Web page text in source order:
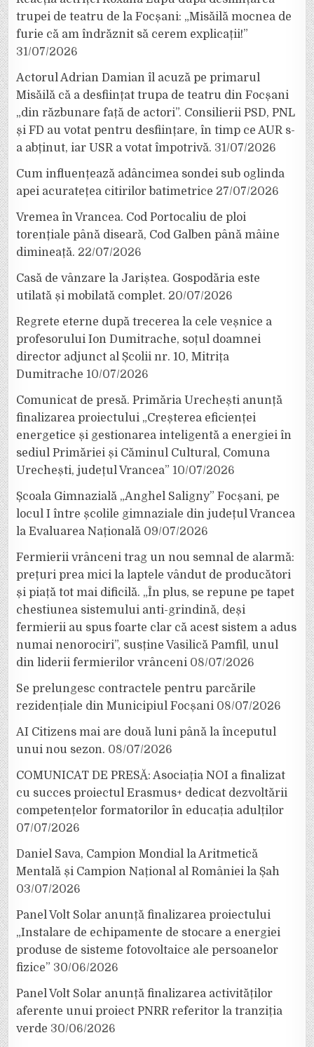
trupei de teatru de la Focșani: „Misăilă mocnea de
furie că am îndrăznit să cerem explicații!”
31/07/2026
Actorul Adrian Damian îl acuză pe primarul
Misăilă că a desființat trupa de teatru din Focșani
„din răzbunare față de actori”. Consilierii PSD, PNL
și FD au votat pentru desființare, în timp ce AUR s-
a abținut, iar USR a votat împotrivă. 31/07/2026
Cum influențează adâncimea sondei sub oglinda
apei acuratețea citirilor batimetrice 27/07/2026
Vremea în Vrancea. Cod Portocaliu de ploi
torențiale până diseară, Cod Galben până mâine
dimineață. 22/07/2026
Casă de vânzare la Jariștea. Gospodăria este
utilată și mobilată complet. 20/07/2026
Regrete eterne după trecerea la cele veșnice a
profesorului Ion Dumitrache, soțul doamnei
director adjunct al Școlii nr. 10, Mitrița
Dumitrache 10/07/2026
Comunicat de presă. Primăria Urechești anunță
finalizarea proiectului „Creșterea eficienței
energetice și gestionarea inteligentă a energiei în
sediul Primăriei și Căminul Cultural, Comuna
Urechești, județul Vrancea” 10/07/2026
Școala Gimnazială „Anghel Saligny” Focșani, pe
locul I între școlile gimnaziale din județul Vrancea
la Evaluarea Națională 09/07/2026
Fermierii vrânceni trag un nou semnal de alarmă:
prețuri prea mici la laptele vândut de producători
și piață tot mai dificilă. „În plus, se repune pe tapet
chestiunea sistemului anti-grindină, deși
fermierii au spus foarte clar că acest sistem a adus
numai nenorociri”, susține Vasilică Pamfil, unul
din liderii fermierilor vrânceni 08/07/2026
Se prelungesc contractele pentru parcările
rezidențiale din Municipiul Focșani 08/07/2026
AI Citizens mai are două luni până la începutul
unui nou sezon. 08/07/2026
COMUNICAT DE PRESĂ: Asociația NOI a finalizat
cu succes proiectul Erasmus+ dedicat dezvoltării
competențelor formatorilor în educația adulților
07/07/2026
Daniel Sava, Campion Mondial la Aritmetică
Mentală și Campion Național al României la Șah
03/07/2026
Panel Volt Solar anunță finalizarea proiectului
„Instalare de echipamente de stocare a energiei
produse de sisteme fotovoltaice ale persoanelor
fizice” 30/06/2026
Panel Volt Solar anunță finalizarea activităților
aferente unui proiect PNRR referitor la tranziția
verde 30/06/2026